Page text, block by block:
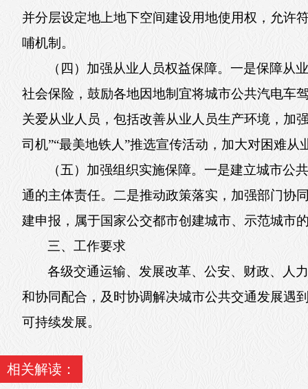
并分层设定地上地下空间建设用地使用权，允许
哺机制。
（四）加强从业人员权益保障。一是保障
社会保险，鼓励各地因地制宜将城市公共汽电车
关爱从业人员，包括改善从业人员生产环境，加
司机”“最美地铁人”推选宣传活动，加大对困难从
（五）加强组织实施保障。一是建立城市
通的主体责任。二是推动政策落实，加强部门协
建申报，属于国家公交都市创建城市、示范城市
三、工作要求
各级交通运输、发展改革、公安、财政、人
和协同配合，及时协调解决城市公共交通发展遇
可持续发展。
相关解读：